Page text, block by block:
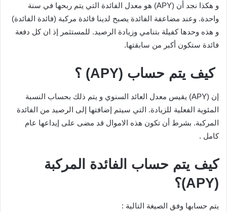
و هكذا نجد أن (APY) هو معدل الفائدة التي يتم ربحها في سنة
واحدة. وعند مضاعفة الفائدة يصبح لدينا فائدة مركبة (فائدة الفائدة)
و هذه وحدها كفيلة بتنامي وزيادة الرصيد. للمستثمر إذ ان كل دفعة
فائدة ستكون أكبر من سابقتها.
كيف يتم حساب (APY) ؟
إن (APY) يقيس معدل العائد السنوي و يتم ذلك بحساب النسبة
المئوية الفعلية للزيادة. التي سيتم إضافتها إلى الرصيد من الفائدة
المركبة. بشرط أن تكون هذه الاموال قد مضى على إيداعها عام
كامل .
كيف يتم حساب الفائدة المركبة
(APY)؟
يتم حسابها وفق الصيغة التالية :